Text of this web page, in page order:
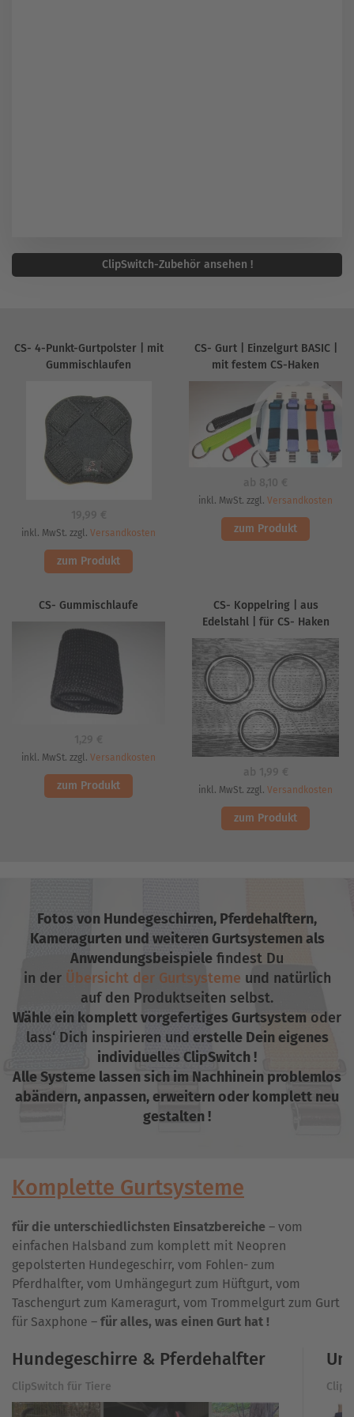
ClipSwitch-Zubehör ansehen !
CS- 4-Punkt-Gurtpolster | mit
Gummischlaufen
inkl. MwSt. zzgl. Versandkosten
zum Produkt
CS- Gurt | Einzelgurt BASIC |
mit festem CS-Haken
inkl. MwSt. zzgl. Versandkosten
zum Produkt
CS- Gummischlaufe
inkl. MwSt. zzgl. Versandkosten
zum Produkt
CS- Koppelring | aus
Edelstahl | für CS- Haken
inkl. MwSt. zzgl. Versandkosten
zum Produkt
Fotos von Hundegeschirren, Pferdehalftern,
Kameragurten und weiterenGurtsystemen als
Anwendungsbeispiele findest Du
in der Übersicht der Gurtsysteme und natürlich
auf den Produktseiten selbst.
Wähle ein komplett vorgefertiges Gurtsystem oder
lass‘ Dich inspirieren und erstelle Dein eigenes
individuelles ClipSwitch !
Alle Systeme lassen sich im Nachhinein problemlos
abändern, anpassen, erweitern oder komplett neu
gestalten !
Komplette Gurtsysteme
für die unterschiedlichsten Einsatzbereiche – vom
einfachen Halsband zum komplett mit Neopren
gepolsterten Hundegeschirr, vom Fohlen- zum
Pferdhalfter, vom Umhängegurt zum Hüftgurt, vom
Taschengurt zum Kameragurt, vom Trommelgurt zum Gurt
für Saxphone – für alles, was einen Gurt hat !
Hundegeschirre & Pferdehalfter
ClipSwitch für Tiere